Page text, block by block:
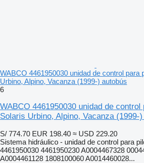
WABCO 4461950030 unidad de control para
Urbino, Alpino, Vacanza (1999-) autobús
6
WABCO 4461950030 unidad de
Solaris Urbino, Alpino, Vacanza (1999-
S/ 774.70 EUR 198.40 ≈ USD 229.20
Sistema hidráulico - unidad de control para
4461950030 4461950230 A0004467328
A0004461128 1808100060 A0014460028...